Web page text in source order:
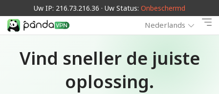
Uw IP: 216.73.216.36 · Uw Status: Onbeschermd
Nederlands
Vind sneller de juiste
oplossing.